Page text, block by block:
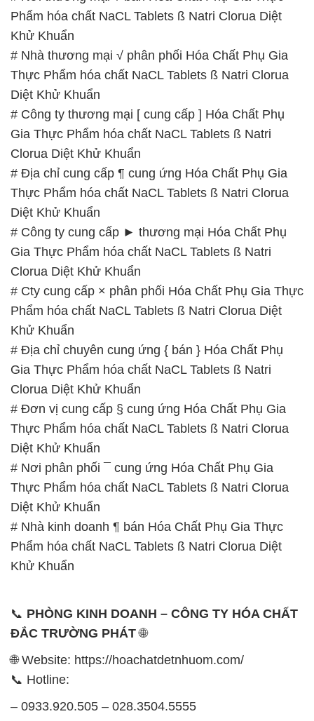
Diệt Khử Khuẩn
# Công ty thương mại [ cung cấp ] Hóa Chất Phụ
Gia Thực Phẩm hóa chất NaCL Tablets ß Natri
Clorua Diệt Khử Khuẩn
# Địa chỉ cung cấp ¶ cung ứng Hóa Chất Phụ Gia
Thực Phẩm hóa chất NaCL Tablets ß Natri Clorua
Diệt Khử Khuẩn
# Công ty cung cấp ► thương mại Hóa Chất Phụ
Gia Thực Phẩm hóa chất NaCL Tablets ß Natri
Clorua Diệt Khử Khuẩn
# Cty cung cấp × phân phối Hóa Chất Phụ Gia Thực
Phẩm hóa chất NaCL Tablets ß Natri Clorua Diệt
Khử Khuẩn
# Địa chỉ chuyên cung ứng { bán } Hóa Chất Phụ
Gia Thực Phẩm hóa chất NaCL Tablets ß Natri
Clorua Diệt Khử Khuẩn
# Đơn vị cung cấp § cung ứng Hóa Chất Phụ Gia
Thực Phẩm hóa chất NaCL Tablets ß Natri Clorua
Diệt Khử Khuẩn
# Nơi phân phối ¯ cung ứng Hóa Chất Phụ Gia
Thực Phẩm hóa chất NaCL Tablets ß Natri Clorua
Diệt Khử Khuẩn
# Nhà kinh doanh ¶ bán Hóa Chất Phụ Gia Thực
Phẩm hóa chất NaCL Tablets ß Natri Clorua Diệt
Khử Khuẩn
📞PHÒNG KINH DOANH – CÔNG TY HÓA CHẤT
ĐẮC TRƯỜNG PHÁT🌐
🌐 Website: https://hoachatdetnhuom.com/
– 0933.920.505 – 028.3504.5555
028.3756.1841- 028.3756.1842
0902.765.866